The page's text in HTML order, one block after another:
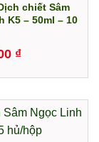
chiết Sâm
K5 – 50ml – 10
₫